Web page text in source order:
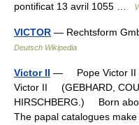
pontificat 13 avril 1055 …
VICTOR — Rechtsform
Deutsch Wikipedia
Victor II — Pope Victor II
Victor II (GEBHARD,
HIRSCHBERG.) Born
The papal catalogues